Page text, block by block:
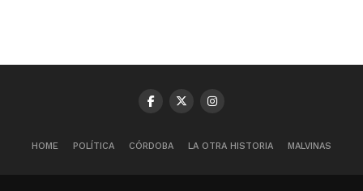
HOME POLÍTICA CÓRDOBA LA OTRA HISTORIA MALVINAS